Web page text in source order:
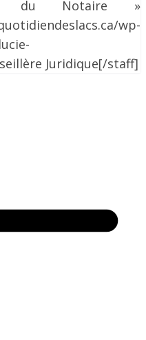
du Notaire »
wp-
Juridique[/staff]